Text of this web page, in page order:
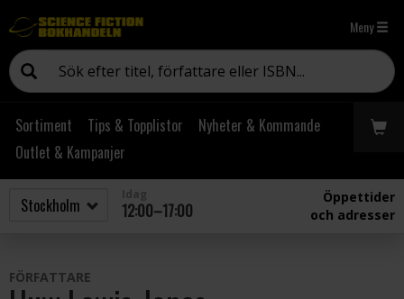
Meny
Sortiment Tips & Topplistor
Nyheter & Kommande
Outlet & Kampanjer
12:00–17:00
Öppettider
och adresser
FÖRFATTARE